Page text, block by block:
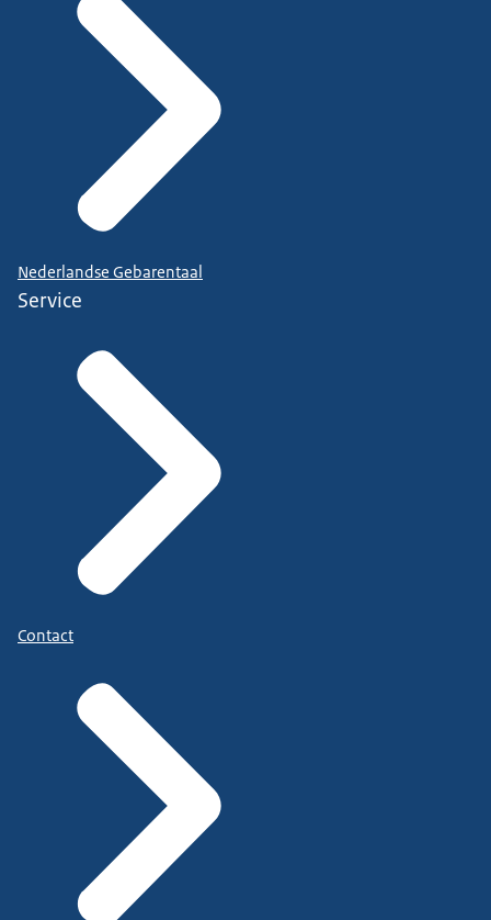
Nederlandse Gebarentaal
Service
Contact